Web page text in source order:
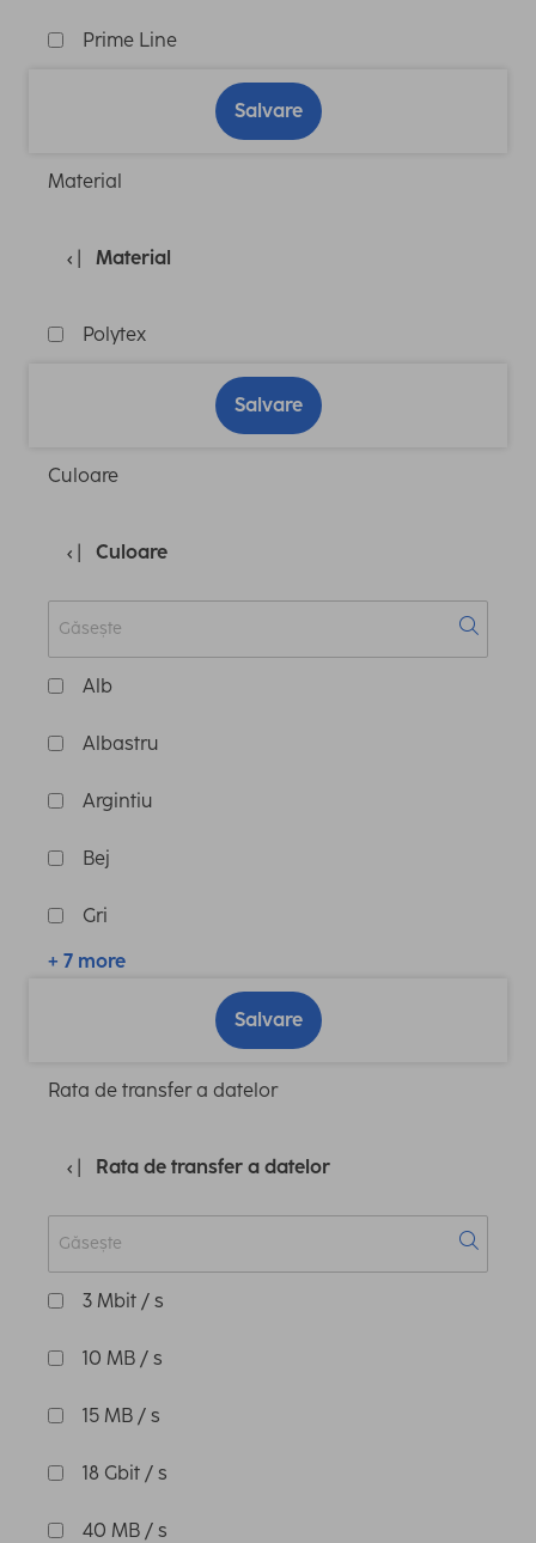
Prime Line
Salvare
Material
Material
Polytex
Salvare
Culoare
Culoare
Alb
Albastru
Argintiu
Bej
Gri
+ 7 more
Salvare
Rata de transfer a datelor
Rata de transfer a datelor
3 Mbit / s
10 MB / s
15 MB / s
18 Gbit / s
40 MB / s